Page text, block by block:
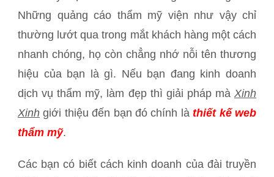
Những quảng cáo thẩm mỹ viện như vậy chỉ
thường lướt qua trong mắt khách hàng một cách
nhanh chóng, họ còn chẳng nhớ nỗi tên thương
hiệu của bạn là gì. Nếu bạn đang kinh doanh
dịch vụ thẩm mỹ, làm đẹp thì giải pháp mà Xinh
Xinh giới thiệu đến bạn đó chính làthiết kế web
thẩm mỹ.
Các bạn có biết cách kinh doanh của đài truyền